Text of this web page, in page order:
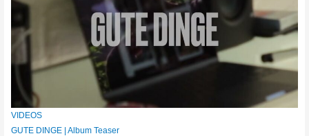
VIDEOS
GUTE DINGE | Album Teaser